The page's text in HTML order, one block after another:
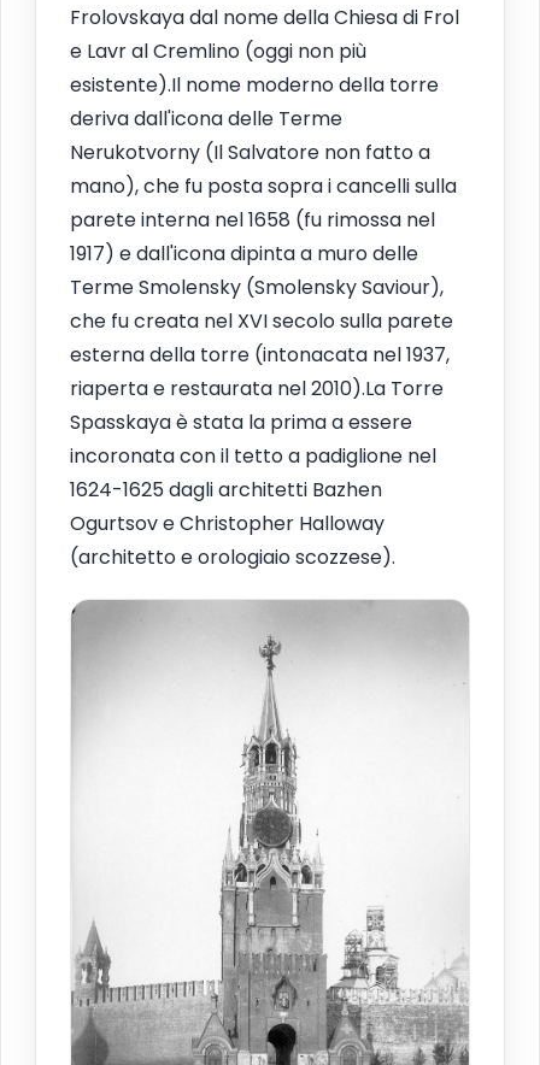
Frolovskaya dal nome della Chiesa di Frol
e Lavr al Cremlino (oggi non più
esistente).Il nome moderno della torre
deriva dall'icona delle Terme
Nerukotvorny (Il Salvatore non fatto a
mano), che fu posta sopra i cancelli sulla
parete interna nel 1658 (fu rimossa nel
1917) e dall'icona dipinta a muro delle
Terme Smolensky (Smolensky Saviour),
che fu creata nel XVI secolo sulla parete
esterna della torre (intonacata nel 1937,
riaperta e restaurata nel 2010).La Torre
Spasskaya è stata la prima a essere
incoronata con il tetto a padiglione nel
1624-1625 dagli architetti Bazhen
Ogurtsov e Christopher Halloway
(architetto e orologiaio scozzese).